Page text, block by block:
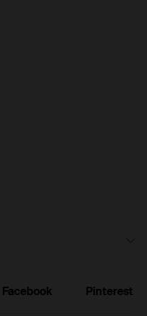
Facebook Pinterest